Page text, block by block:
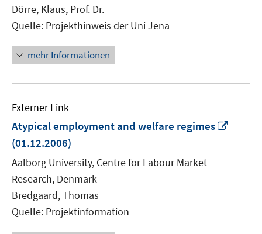
Dörre, Klaus, Prof. Dr.
Quelle: Projekthinweis der Uni Jena
mehr Informationen
Externer Link
Atypical employment and welfare regimes
(01.12.2006)
Aalborg University, Centre for Labour Market
Research, Denmark
Bredgaard, Thomas
Quelle: Projektinformation